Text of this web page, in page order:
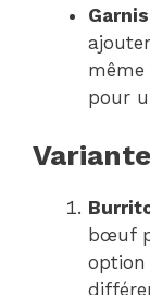
même
pour
bœuf
option